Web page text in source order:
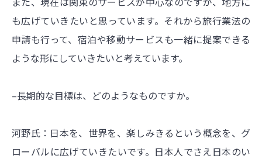
も広げていきたいと思っています。それから旅行業法の
申請も行って、宿泊や移動サービスも一緒に提案できる
ような形にしていきたいと考えています。
–長期的な目標は、どのようなものですか。
河野氏：日本を、世界を、楽しみきるという概念を、グ
ローバルに広げていきたいです。日本人でさえ日本のい